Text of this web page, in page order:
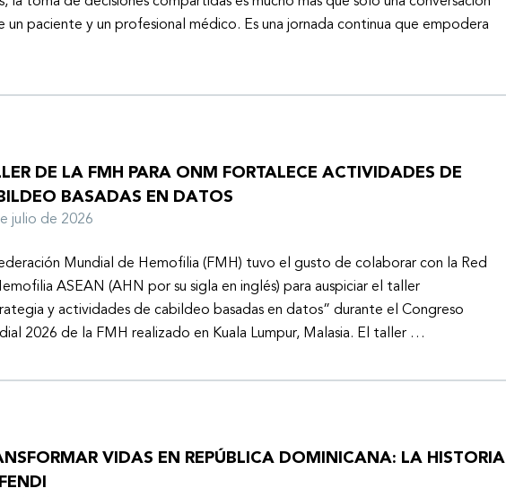
un paciente y un profesional médico. Es una jornada continua que empodera
DE LA FMH PARA ONM FORTALECE ACTIVIDADES DE
BASADAS EN DATOS
julio de 2026
Mundial de Hemofilia (FMH) tuvo el gusto de colaborar con la Red
ASEAN (AHN por su sigla en inglés) para auspiciar el taller
y actividades de cabildeo basadas en datos” durante el Congreso
2026 de la FMH realizado en Kuala Lumpur, Malasia. El taller …
VIDAS EN REPÚBLICA DOMINICANA: LA HISTORIA